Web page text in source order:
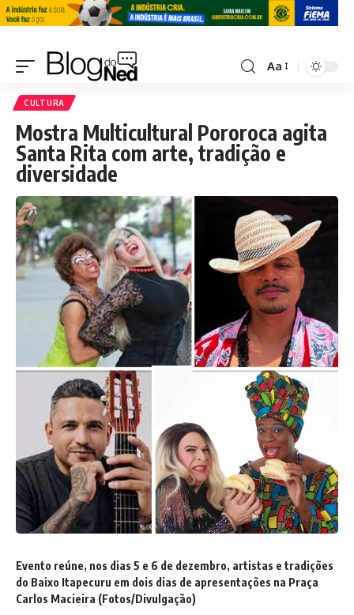
Aa
CULTURA
Mostra Multicultural Pororoca agita
Santa Rita com arte, tradição e
diversidade
Evento reúne, nos dias 5 e 6 de dezembro, artistas e tradições
do Baixo Itapecuru em dois dias de apresentações na Praça
Carlos Macieira (Fotos/Divulgação)